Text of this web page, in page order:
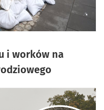
i worków na